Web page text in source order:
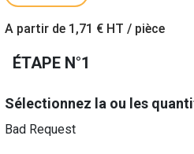
A partir de 1,71 € HT / pièce
ÉTAPE N°1
Sélectionnez la ou les
Bad Request